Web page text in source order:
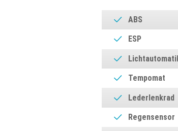
ABS
ESP
Tempomat
Lederlenkrad
Regensensor